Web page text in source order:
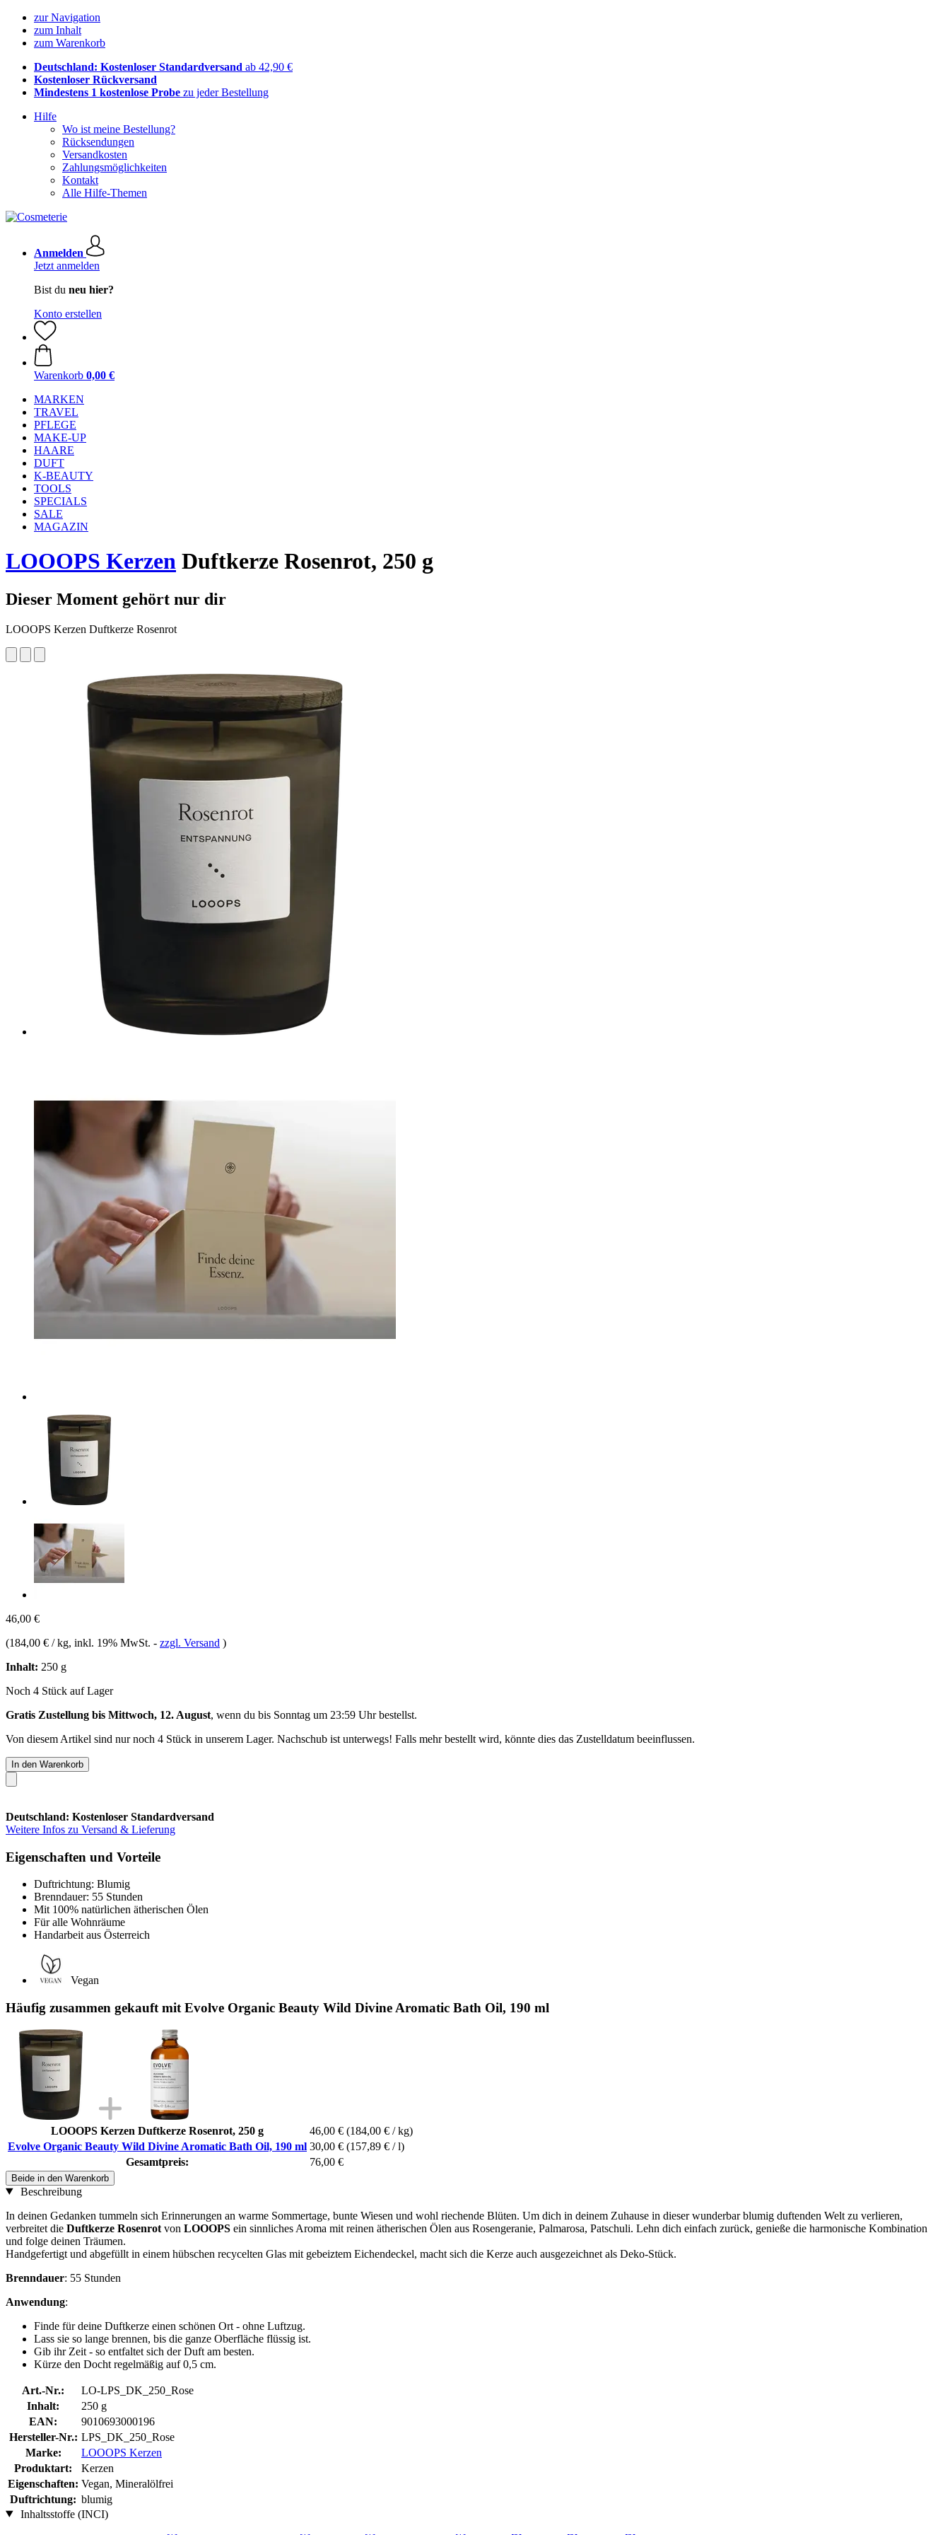
zur Navigation
zum Inhalt
zum Warenkorb
Deutschland: Kostenloser Standardversand ab 42,90 €
Kostenloser Rückversand
Mindestens 1 kostenlose Probe zu jeder Bestellung
Hilfe
Wo ist meine Bestellung?
Rücksendungen
Versandkosten
Zahlungsmöglichkeiten
Kontakt
Alle Hilfe-Themen
Anmelden
Jetzt anmelden
Bist du neu hier?
Konto erstellen
Warenkorb 0,00 €
MARKEN
TRAVEL
PFLEGE
MAKE-UP
HAARE
DUFT
K-BEAUTY
TOOLS
SPECIALS
SALE
MAGAZIN
LOOOPS Kerzen Duftkerze Rosenrot, 250 g
Dieser Moment gehört nur dir
LOOOPS Kerzen Duftkerze Rosenrot
46,00 €
(184,00 € / kg, inkl. 19% MwSt. - zzgl. Versand )
Inhalt: 250 g
Noch 4 Stück auf Lager
Gratis Zustellung bis Mittwoch, 12. August, wenn du bis Sonntag um 23:59 Uhrbestellst.
Von diesem Artikel sind nur noch 4 Stück in unserem Lager. Nachschub ist unterwegs! Falls mehr bestellt wird, könnte dies das Zustelldatum beeinflussen.
In den Warenkorb
Deutschland: Kostenloser Standardversand
Weitere Infos zu Versand & Lieferung
Eigenschaften und Vorteile
Duftrichtung: Blumig
Brenndauer: 55 Stunden
Mit 100% natürlichen ätherischen Ölen
Für alle Wohnräume
Handarbeit aus Österreich
Vegan
Häufig zusammen gekauft mit Evolve Organic Beauty Wild Divine Aromatic Bath Oil, 190 ml
LOOOPS Kerzen Duftkerze Rosenrot, 250 g 46,00 € (184,00 € / kg)
Evolve Organic Beauty Wild Divine Aromatic Bath Oil, 190 ml 30,00 € (157,89 € / l)
Gesamtpreis:
76,00 €
Beide in den Warenkorb
Beschreibung
In deinen Gedanken tummeln sich Erinnerungen an warme Sommertage, bunte Wiesen und wohl riechende Blüten. Um dich in deinem Zuhause in dieser wunderbar blumig duftenden Welt zu verlieren,
verbreitet die Duftkerze Rosenrot von LOOOPS ein sinnliches Aroma mit reinen ätherischen Ölen aus Rosengeranie, Palmarosa, Patschuli. Lehn dich einfach zurück, genieße die harmonische Kombination
und folge deinen Träumen.
Handgefertigt und abgefüllt in einem hübschen recycelten Glas mit gebeiztem Eichendeckel, macht sich die Kerze auch ausgezeichnet als Deko-Stück.
Brenndauer: 55 Stunden
Anwendung:
Finde für deine Duftkerze einen schönen Ort - ohne Luftzug.
Lass sie so lange brennen, bis die ganze Oberfläche flüssig ist.
Gib ihr Zeit - so entfaltet sich der Duft am besten.
Kürze den Docht regelmäßig auf 0,5 cm.
Art.-Nr.:
LO-LPS_DK_250_Rose
Inhalt:
250 g
EAN:
9010693000196
Hersteller-Nr.: LPS_DK_250_Rose
Marke:
LOOOPS Kerzen
Produktart:
Kerzen
Eigenschaften: Vegan, Mineralölfrei
Duftrichtung: blumig
Inhaltsstoffe (INCI)